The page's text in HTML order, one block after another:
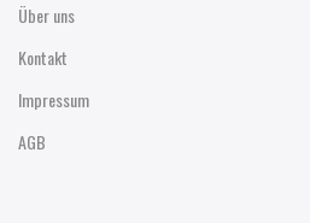
Über uns
Kontakt
Impressum
AGB